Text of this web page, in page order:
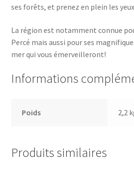
ses forêts, et prenez en plein les
La région est notamment connue
Percé mais aussi pour ses
mer qui vous émerveilleront!
Informations
Poids 2,2
Produits similaires